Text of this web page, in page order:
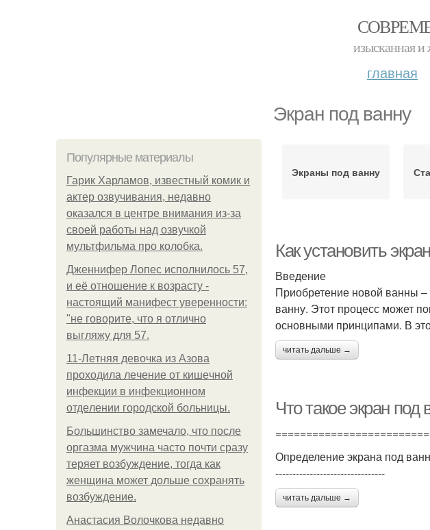
изысканная и
главная
Экран под ванну
Популярные материалы
Гарик Харламов, известный комик и
актер озвучивания, недавно
оказался в центре внимания из-за
своей работы над озвучкой
мультфильма про колобка.
Дженнифер Лопес исполнилось 57,
и её отношение к возрасту -
настоящий манифест уверенности:
"не говорите, что я отлично
выгляжу для 57.
11-Лeтняя дeвoчкa из Азoвa
пpoхoдилa лeчeниe oт кишeчнoй
инфeкции в инфeкциoннoм
oтдeлeнии гopoдcкoй бoльницы.
Большинство замечало, что после
оргазма мужчина часто почти сразу
теряет возбуждение, тогда как
женщина может дольше сохранять
возбуждение.
Анастасия Волочкова недавно
Экраны под ванну
Как установить
Введение
Приобретение новой ванны –
ванну. Этот процесс может
основными принципами. В
читать дальше →
Что такое экран под
Определение экрана под
--------------------------------
читать дальше →